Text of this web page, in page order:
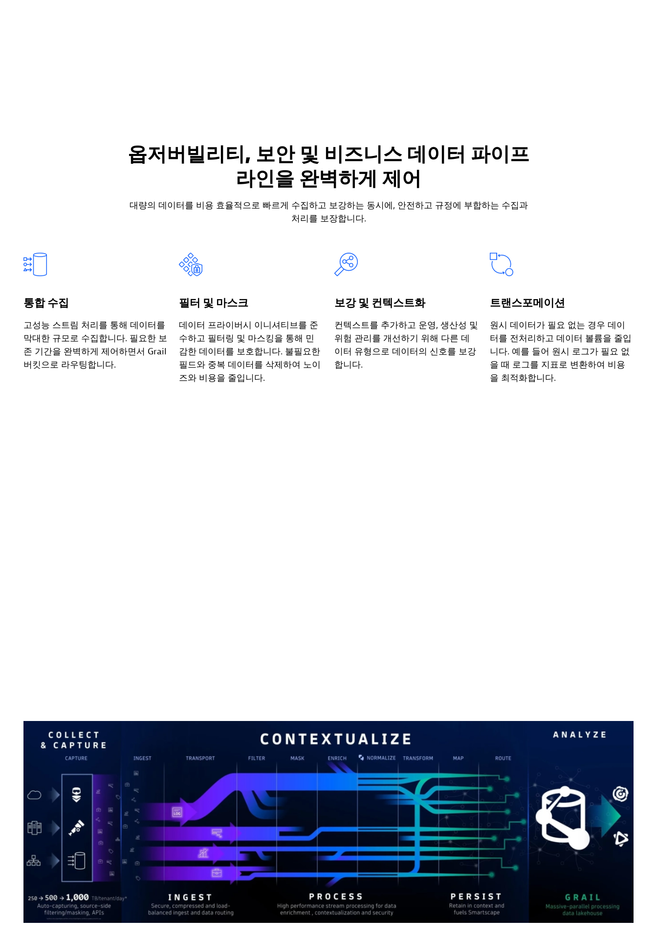
옵저버빌리티, 보안 및 비즈니스 데이터 파이프
라인을 완벽하게 제어
대량의 데이터를 비용 효율적으로 빠르게 수집하고 보강하는 동시에, 안전하고 규정에 부합하는 수집과
처리를 보장합니다.
통합 수집
고성능 스트림 처리를 통해 데이터를
막대한 규모로 수집합니다. 필요한 보
존 기간을 완벽하게 제어하면서 Grail
버킷으로 라우팅합니다.
필터 및 마스크
데이터 프라이버시 이니셔티브를 준
수하고 필터링 및 마스킹을 통해 민
감한 데이터를 보호합니다. 불필요한
필드와 중복 데이터를 삭제하여 노이
즈와 비용을 줄입니다.
보강 및 컨텍스트화
컨텍스트를 추가하고 운영, 생산성 및
위험 관리를 개선하기 위해 다른 데
이터 유형으로 데이터의 신호를 보강
합니다.
트랜스포메이션
원시 데이터가 필요 없는 경우 데이
터를 전처리하고 데이터 볼륨을 줄입
니다. 예를 들어 원시 로그가 필요 없
을 때 로그를 지표로 변환하여 비용
을 최적화합니다.